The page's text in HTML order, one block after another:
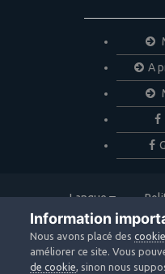
A
Langue
Nous
Copyright
Powered
Information
Nous avons placé des
améliorer ce site. Vous
de cookie, sinon nous